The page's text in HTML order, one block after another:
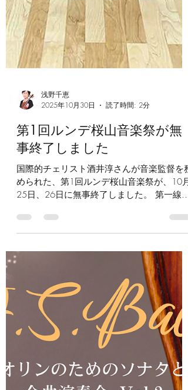
浅野千恵
2025年10月30日
第1回ルンデ桜山音楽祭が無
国際的チェリスト酒井淳さんが音楽監督を務
められた、第1回ルンデ桜山音楽祭が、10月
25日、26日に無事終了しました。 第一線で
ご活躍されている素晴らしい演奏家の皆様
と、ご一緒させていただき、ただただ光栄で
した。 夢のような時間でした。。 音楽監督
の酒井淳さんは、渡邊順生先生によるバッ
ハ:ゴールドベルク全曲以外の全ての演奏会